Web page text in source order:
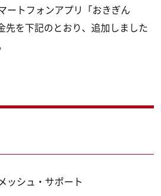
ートフォンアプリ「おきぎん
先を下記のとおり、追加しました
シュ・サポート